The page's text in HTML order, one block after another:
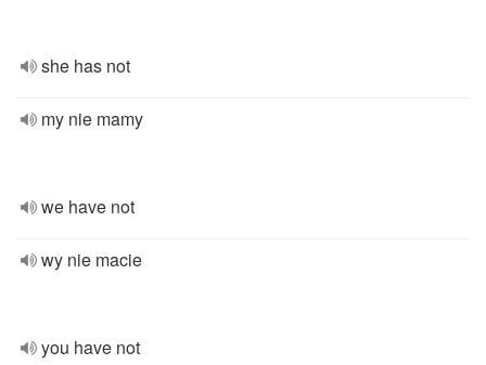
she has not
my nie mamy
we have not
wy nie macie
you have not